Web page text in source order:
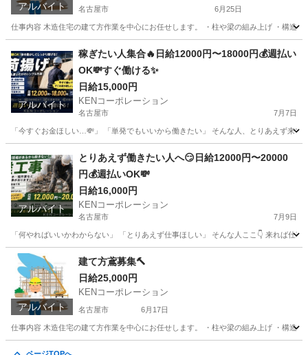
アルバイト 名古屋市 6月25日
仕事内容 木造住宅の建て方作業を中心にお任せします。 ・柱や梁の組み上げ ・構
鳶職 建築現場
アルバイト
稼ぎたい人集合🔥日給12000円〜18000円💰週払い
OK💸すぐ働ける✨
日給15,000円
KENコーポレーション
名古屋市 7月7日
「今すぐお金ほしい…💸」 「単発でもいいから働きたい」 そんな人、とりあえず来
建築
アルバイト
とりあえず働きたい人へ😏日給12000円〜20000
円💰週払いOK💸
日給16,000円
KENコーポレーション
名古屋市 7月9日
「何やればいいかわからない」 「とりあえず仕事ほしい」 そんな人ここ👇 来れば
愛知 その他 貸出
アルバイト
建て方鳶募集🔨
日給25,000円
KENコーポレーション
名古屋市 6月17日
仕事内容 木造住宅の建て方作業を中心にお任せします。 ・柱や梁の組み上げ ・構